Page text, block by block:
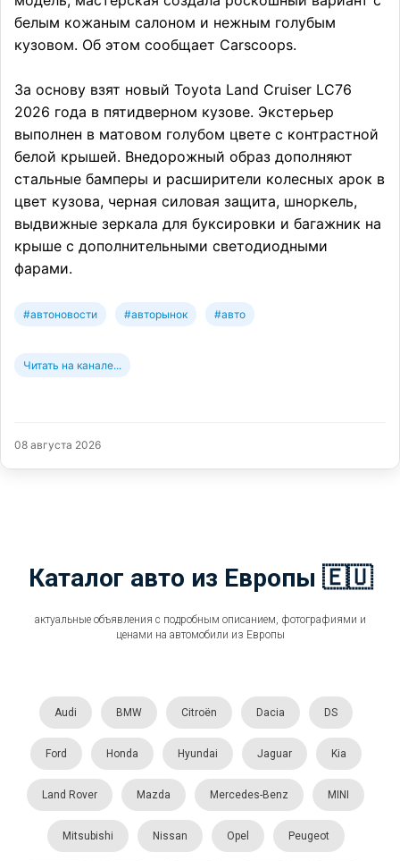
белым кожаным салоном и нежным голубым
кузовом. Об этом сообщает Carscoops.
За основу взят новый Toyota Land Cruiser LC76
2026 года в пятидверном кузове. Экстерьер
выполнен в матовом голубом цвете с контрастной
белой крышей. Внедорожный образ дополняют
стальные бамперы и расширители колесных арок в
цвет кузова, черная силовая защита, шноркель,
выдвижные зеркала для буксировки и багажник на
крыше с дополнительными светодиодными
фарами.
#автоновости #авторынок #авто
Читать на канале...
08 августа 2026
Каталог авто из Европы 🇪🇺
актуальные объявления с подробным описанием, фотографиями и
ценами на автомобили из Европы
Audi BMW Citroën Dacia DS
Ford Honda Hyundai Jaguar Kia
Land Rover Mazda Mercedes-Benz MINI
Mitsubishi Nissan Opel Peugeot